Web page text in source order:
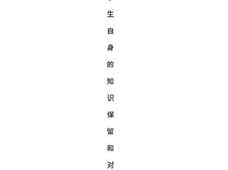
生
自
身
的
知
识
保
留
和
对